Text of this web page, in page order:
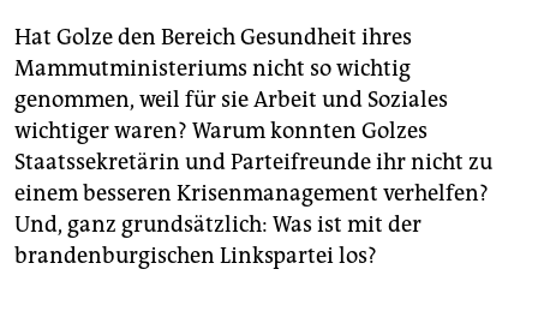
Hat Golze den Bereich Gesundheit ihres
Mammutministeriums nicht so wichtig
genommen, weil für sie Arbeit und Soziales
wichtiger waren? Warum konnten Golzes
Staatssekretärin und Parteifreunde ihr nicht zu
einem besseren Krisenmanagement verhelfen?
Und, ganz grundsätzlich: Was ist mit der
brandenburgischen Linkspartei los?